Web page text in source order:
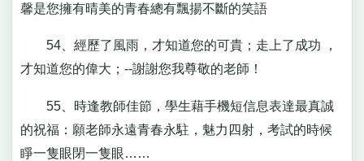
馨是您擁有晴美的青春總有飄揚不斷的笑語
54、經歷了風雨，才知道您的可貴；走上了成功 ，
才知道您的偉大；--謝謝您我尊敬的老師！
55、時逢教師佳節，學生藉手機短信息表達最真誠
的祝福：願老師永遠青春永駐，魅力四射，考試的時候
睜一隻眼閉一隻眼……